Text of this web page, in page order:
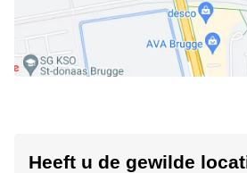
Heeft u de gewilde